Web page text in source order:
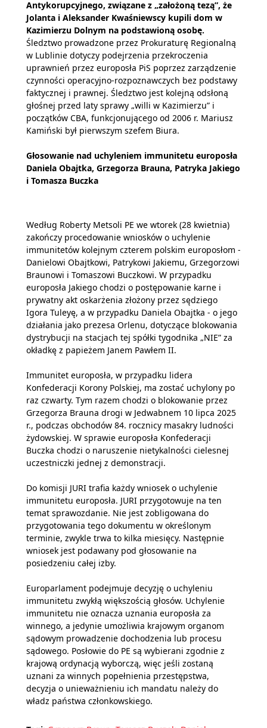
Antykorupcyjnego, związane z „założoną tezą”, że
Jolanta i Aleksander Kwaśniewscy kupili dom w
Kazimierzu Dolnym na podstawioną osobę.
Śledztwo prowadzone przez Prokuraturę Regionalną
w Lublinie dotyczy podejrzenia przekroczenia
uprawnień przez europosła PiS poprzez zarządzenie
czynności operacyjno-rozpoznawczych bez podstawy
faktycznej i prawnej. Śledztwo jest kolejną odsłoną
głośnej przed laty sprawy „willi w Kazimierzu” i
początków CBA, funkcjonującego od 2006 r. Mariusz
Kamiński był pierwszym szefem Biura.
Głosowanie nad uchyleniem immunitetu europosła
Daniela Obajtka, Grzegorza Brauna, Patryka Jakiego
i Tomasza Buczka
Według Roberty Metsoli PE we wtorek (28 kwietnia)
zakończy procedowanie wniosków o uchylenie
immunitetów kolejnym czterem polskim europosłom -
Danielowi Obajtkowi, Patrykowi Jakiemu, Grzegorzowi
Braunowi i Tomaszowi Buczkowi. W przypadku
europosła Jakiego chodzi o postępowanie karne i
prywatny akt oskarżenia złożony przez sędziego
Igora Tuleyę, a w przypadku Daniela Obajtka - o jego
działania jako prezesa Orlenu, dotyczące blokowania
dystrybucji na stacjach tej spółki tygodnika „NIE” za
okładkę z papieżem Janem Pawłem II.
Immunitet europosła, w przypadku lidera
Konfederacji Korony Polskiej, ma zostać uchylony po
raz czwarty. Tym razem chodzi o blokowanie przez
Grzegorza Brauna drogi w Jedwabnem 10 lipca 2025
r., podczas obchodów 84. rocznicy masakry ludności
żydowskiej. W sprawie europosła Konfederacji
Buczka chodzi o naruszenie nietykalności cielesnej
uczestniczki jednej z demonstracji.
Do komisji JURI trafia każdy wniosek o uchylenie
immunitetu europosła. JURI przygotowuje na ten
temat sprawozdanie. Nie jest zobligowana do
przygotowania tego dokumentu w określonym
terminie, zwykle trwa to kilka miesięcy. Następnie
wniosek jest podawany pod głosowanie na
posiedzeniu całej izby.
Europarlament podejmuje decyzję o uchyleniu
immunitetu zwykłą większością głosów. Uchylenie
immunitetu nie oznacza uznania europosła za
winnego, a jedynie umożliwia krajowym organom
sądowym prowadzenie dochodzenia lub procesu
sądowego. Posłowie do PE są wybierani zgodnie z
krajową ordynacją wyborczą, więc jeśli zostaną
uznani za winnych popełnienia przestępstwa,
decyzja o unieważnieniu ich mandatu należy do
władz państwa członkowskiego.